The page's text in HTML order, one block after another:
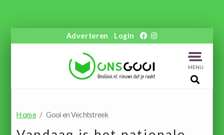
Adverteren Login
MENU
Home Gooi en Vechtstreek